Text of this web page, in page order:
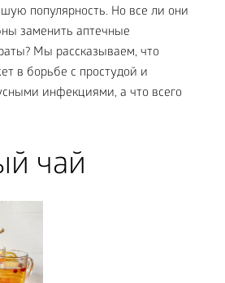
популярность. Но все ли они
заменить аптечные
Мы рассказываем, что
в борьбе с простудой и
инфекциями, а что всего
чай